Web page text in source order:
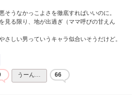
そうなかっこよさを徹底すればいいのに。
見る限り、地が出過ぎ（ママ呼びの甘えん
さしい男っていうキャラ似合いそうだけど。
うーん… 66